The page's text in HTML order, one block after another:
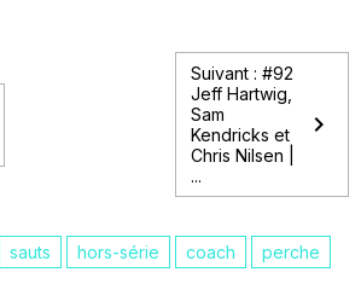
Suivant : #92
Jeff Hartwig,
Sam
Kendricks et
Chris Nilsen |
...
sauts hors-série coach
perche